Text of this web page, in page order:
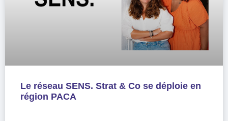
Le réseau SENS. Strat & Co se déploie en
région PACA